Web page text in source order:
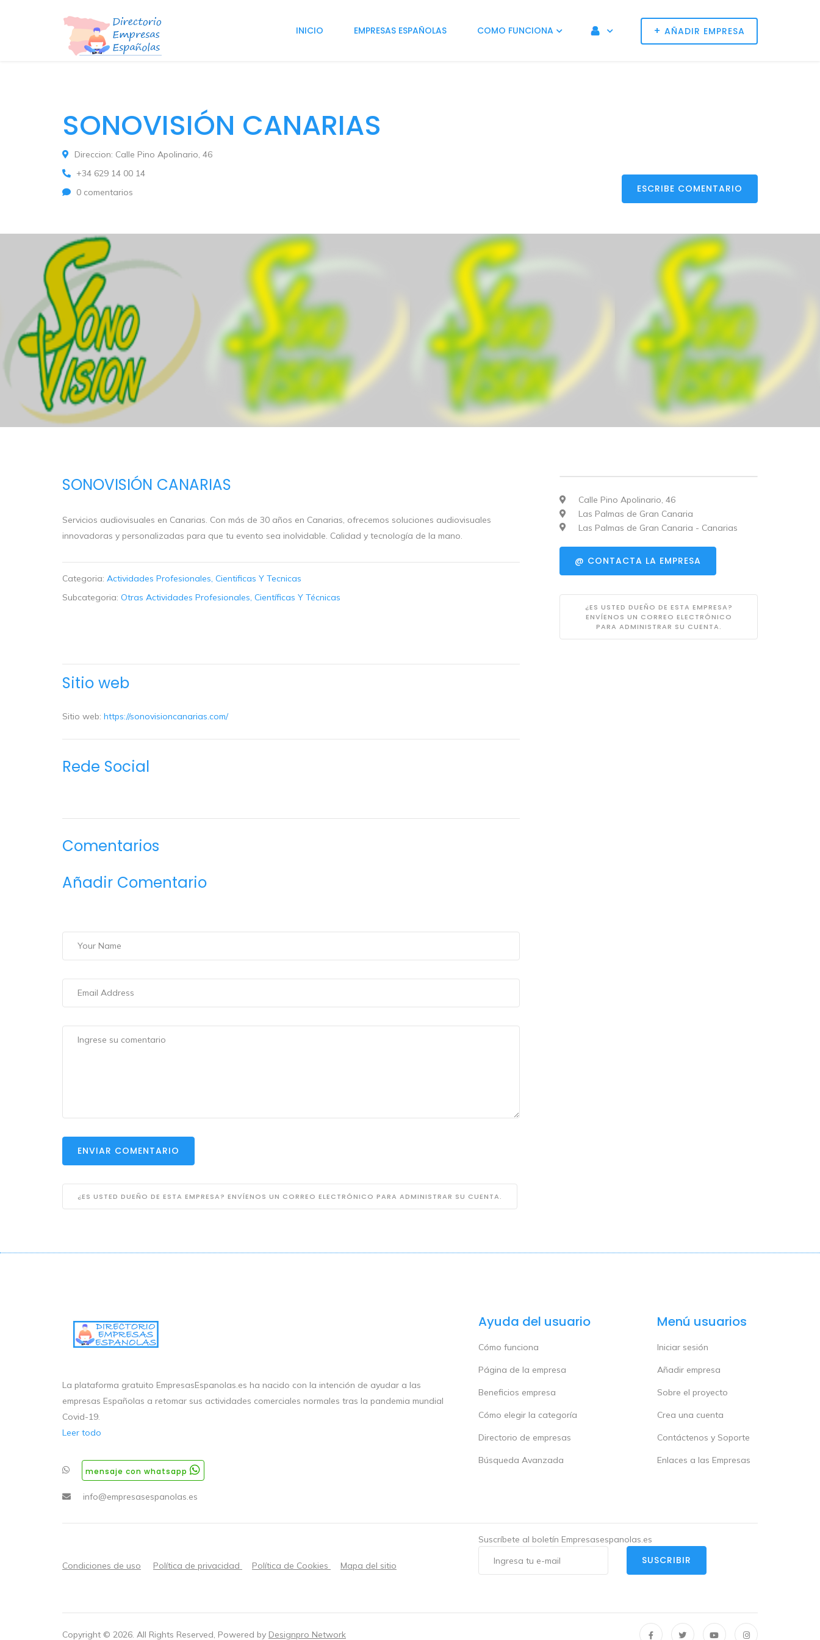
+ AÑADIR EMPRESA
INICIO EMPRESAS ESPAÑOLAS COMO FUNCIONA
SONOVISIÓN CANARIAS
Direccion: Calle Pino Apolinario, 46
+34 629 14 00 14
0 comentarios
ESCRIBE COMENTARIO
SONOVISIÓN CANARIAS
Servicios audiovisuales en Canarias. Con más de 30 años en Canarias, ofrecemos soluciones audiovisuales
innovadoras y personalizadas para que tu evento sea inolvidable. Calidad y tecnología de la mano.
Categoria: Actividades Profesionales, Cientificas Y Tecnicas
Subcategoria: Otras Actividades Profesionales, Científicas Y Técnicas
Sitio web
Sitio web: https://sonovisioncanarias.com/
Rede Social
Comentarios
Añadir Comentario
ENVIAR COMENTARIO
¿ES USTED DUEÑO DE ESTA EMPRESA? ENVÍENOS UN CORREO ELECTRÓNICO PARA ADMINISTRAR SU CUENTA.
Calle Pino Apolinario, 46
Las Palmas de Gran Canaria
Las Palmas de Gran Canaria - Canarias
@ CONTACTA LA EMPRESA
¿ES USTED DUEÑO DE ESTA EMPRESA?
ENVÍENOS UN CORREO ELECTRÓNICO
PARA ADMINISTRAR SU CUENTA.
La plataforma gratuito EmpresasEspanolas.es ha nacido con la intención de ayudar a las
empresas Españolas a retomar sus actividades comerciales normales tras la pandemia mundial
Covid-19.
Leer todo
mensaje con whatsapp
info@empresasespanolas.es
Ayuda del usuario
Cómo funciona
Página de la empresa
Beneficios empresa
Cómo elegir la categoría
Directorio de empresas
Búsqueda Avanzada
Menú usuarios
Iniciar sesión
Añadir empresa
Sobre el proyecto
Crea una cuenta
Contáctenos y Soporte
Enlaces a las Empresas
Suscríbete al boletín Empresasespanolas.es
Condiciones de uso Política de privacidad Política de Cookies Mapa del sitio SUSCRIBIR
Copyright © 2026. All Rights Reserved, Powered by Designpro Network